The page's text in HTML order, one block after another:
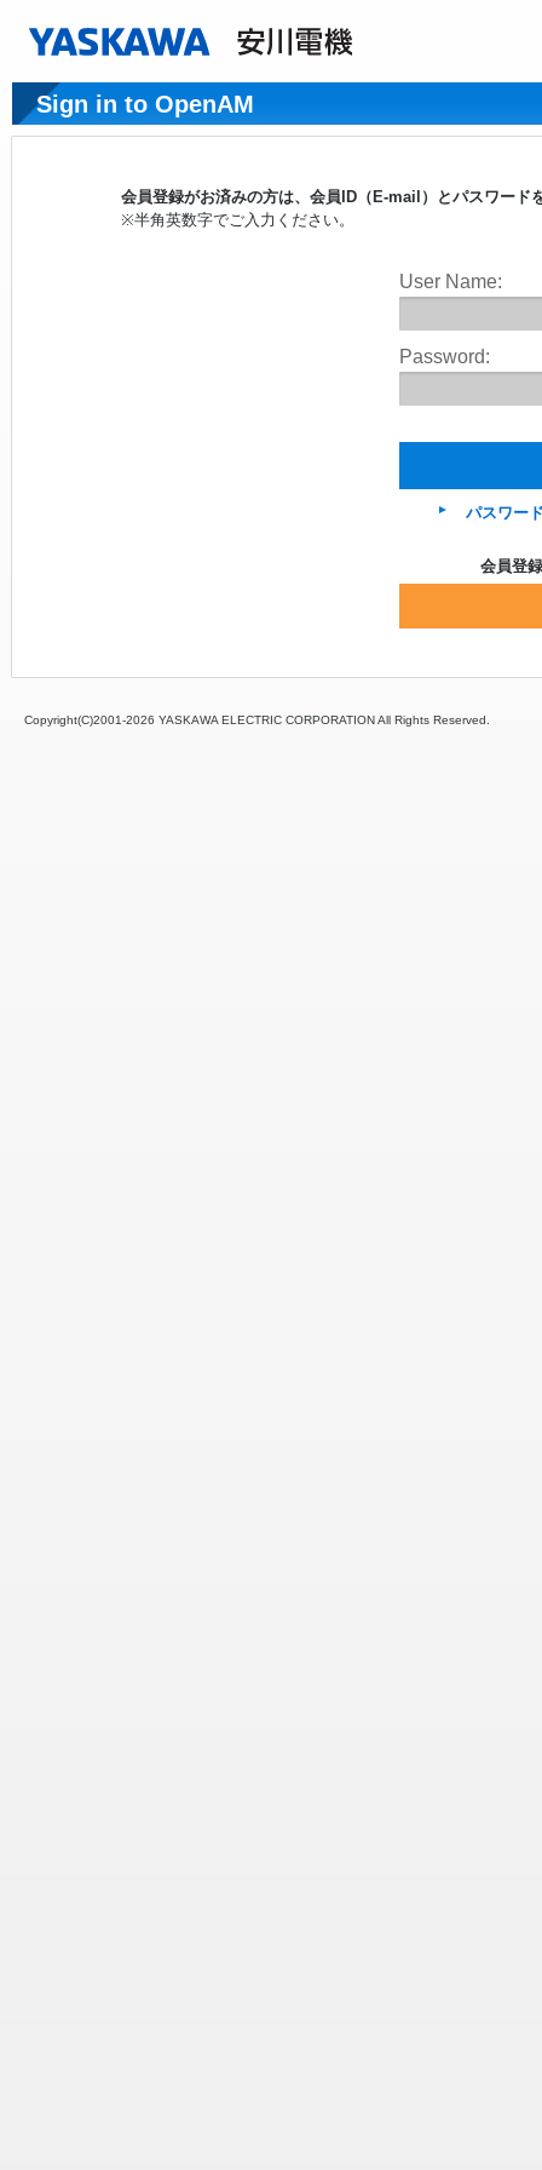
Sign in to OpenAM
会員登録がお済みの方は、会員ID（E-mail）とパスワー
※半角英数字でご入力ください。
User Name:
Password:
パスワー
会員登
Copyright(C)2001‐2026 YASKAWA ELECTRIC CORPORATION All Rights Reserved.